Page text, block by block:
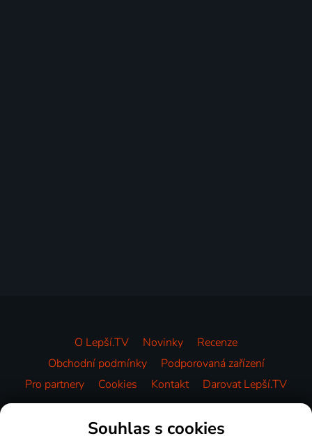
O Lepší.TV Novinky
Recenze
Obchodní podmínky
Podporovaná zařízení
Pro partnery
Cookies Kontakt Darovat Lepší.TV
Videotéka
Souhlas s cookies